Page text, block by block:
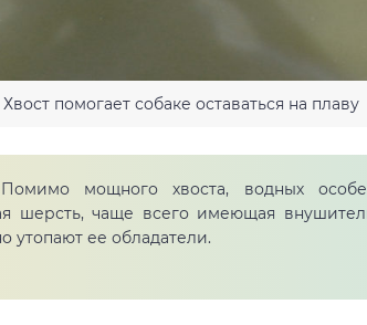
Хвост помогает собаке оставаться на плаву
мощного хвоста, водных
шерсть, чаще всего имеющая
утопают ее обладатели.